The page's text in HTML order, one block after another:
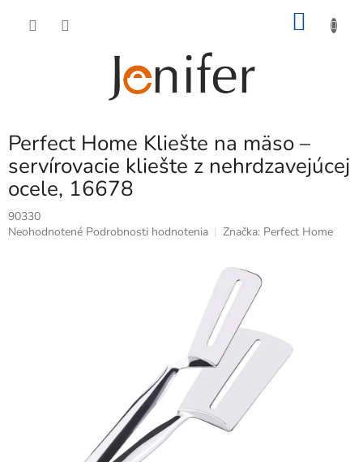
Perfect Home Kliešte na mäso –
servírovacie kliešte z nehrdzavejúcej
ocele, 16678
90330
Priemerné
Neohodnotené Podrobnosti hodnotenia Značka: Perfect Home